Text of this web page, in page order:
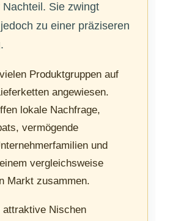
Sie zwingt
zu einer präziseren
Produktgruppen auf
angewiesen.
lokale Nachfrage,
vermögende
und
vergleichsweise
Markt zusammen.
attraktive Nischen